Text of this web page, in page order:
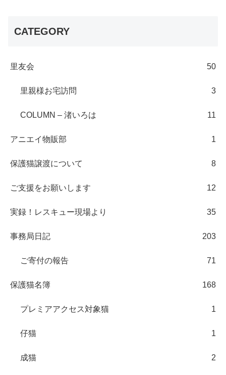
CATEGORY
里友会 50
里親様お宅訪問 3
COLUMN – 渚いろは 11
アニエイ物販部 1
保護猫譲渡について 8
ご支援をお願いします 12
実録！レスキュー現場より 35
事務局日記 203
ご寄付の報告 71
保護猫名簿 168
プレミアアクセス対象猫 1
仔猫 1
成猫 2